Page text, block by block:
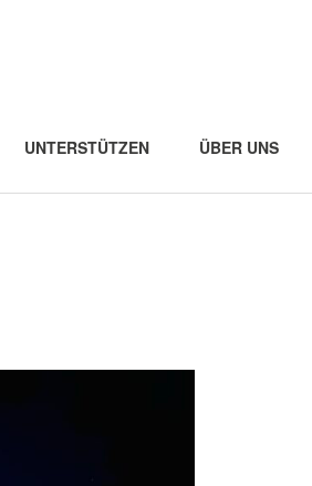
UNTERSTÜTZEN ÜBER UNS